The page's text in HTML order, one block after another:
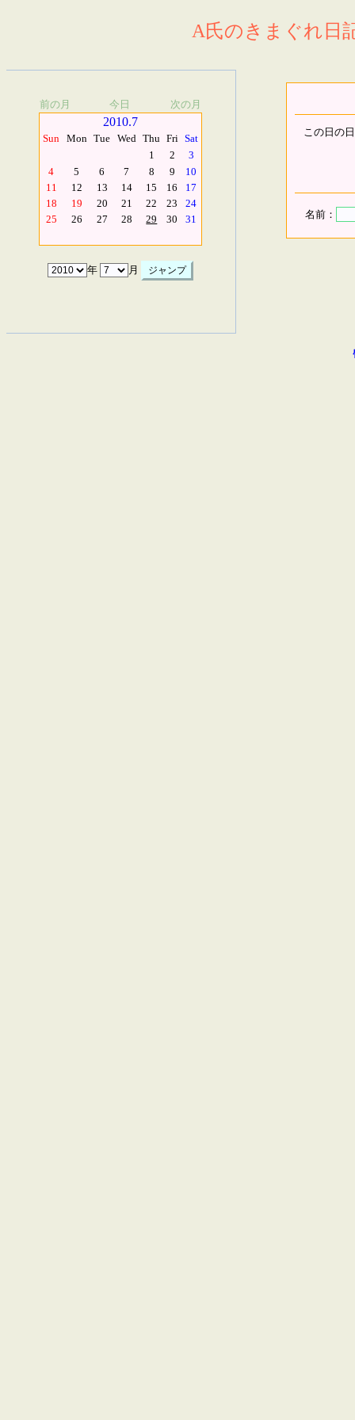
A氏のきまぐれ日
前の月 今日 次の月
2010.7
Sun Mon Tue Wed Thu Fri Sat
1
2
3
4
5 6 7 8 9
10
11
12 13 14 15 16
17
18
19 20 21 22 23
24
25
26 27 28 29 30 31
年 月
この日の
名前：